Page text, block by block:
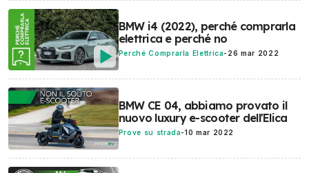
BMW i4 (2022), perché comprarla
elettrica e perché no
Perché Comprarla Elettrica- 26 mar 2022
BMW CE 04, abbiamo provato il
nuovo luxury e-scooter dell'Elica
Prove su strada-10 mar 2022